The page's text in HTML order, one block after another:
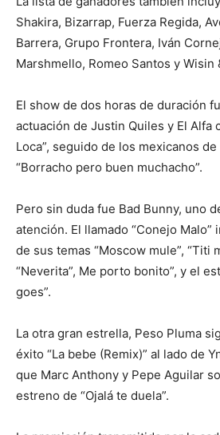
Shakira, Bizarrap, Fuerza Regida,
Barrera, Grupo Frontera, Iván
Marshmello, Romeo Santos y Wisin
El show de dos horas de duración
actuación de Justin Quiles y El Alfa
Loca”, seguido de los mexicanos
“Borracho pero buen muchacho”.
Pero sin duda fue Bad Bunny, uno
atención. El llamado “Conejo
de sus temas “Moscow mule”, “Titi
“Neverita”, Me porto bonito”, y el
goes”.
La otra gran estrella, Peso Pluma
éxito “La bebe (Remix)” al lado de
que Marc Anthony y Pepe Aguilar
estreno de “Ojalá te duela”.